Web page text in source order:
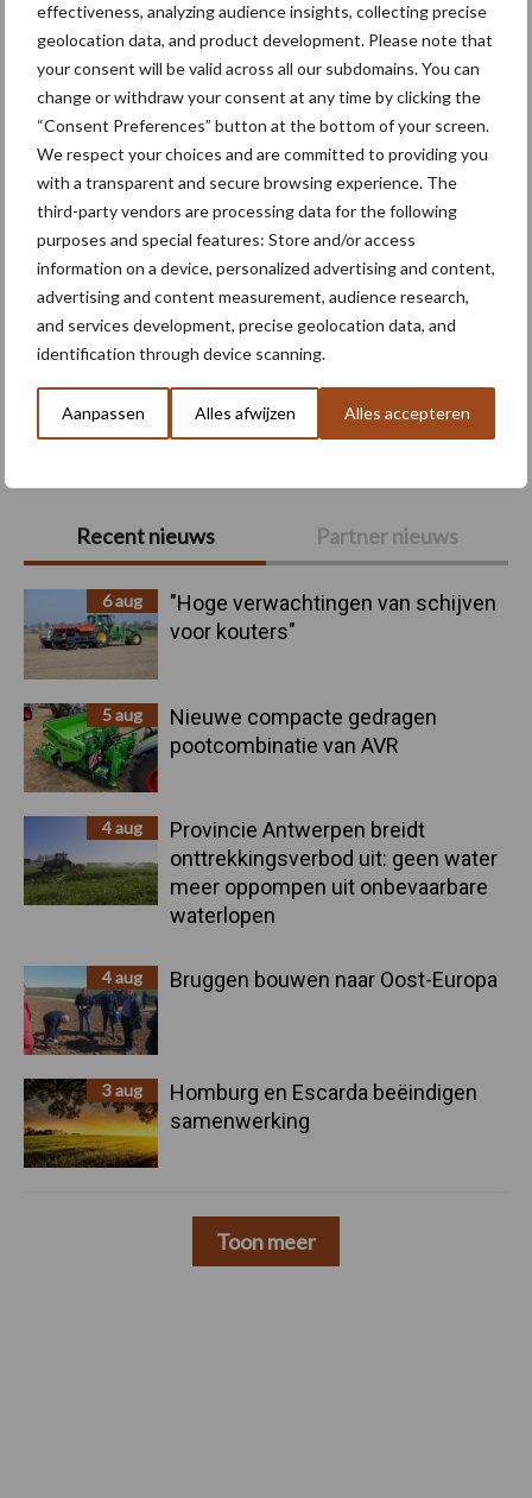
effectiveness, analyzing audience insights, collecting precise
geolocation data, and product development. Please note that
your consent will be valid across all our subdomains. You can
change or withdraw your consent at any time by clicking the
“Consent Preferences” button at the bottom of your screen.
We respect your choices and are committed to providing you
with a transparent and secure browsing experience. The
third-party vendors are processing data for the following
purposes and special features: Store and/or access
information on a device, personalized advertising and content,
advertising and content measurement, audience research,
and services development, precise geolocation data, and
identification through device scanning.
Aanpassen Alles afwijzen Alles accepteren
Primaire
Sidebar
Recent nieuws Partner nieuws
6 aug
"Hoge verwachtingen van schijven
voor kouters"
5 aug
Nieuwe compacte gedragen
pootcombinatie van AVR
4 aug
Provincie Antwerpen breidt
onttrekkingsverbod uit: geen water
meer oppompen uit onbevaarbare
waterlopen
4 aug Bruggen bouwen naar Oost-Europa
3 aug
Homburg en Escarda beëindigen
samenwerking
Toon meer
Meer lezen over:
Maak uw keuze
Machines Duurzaamheid
Toon meer